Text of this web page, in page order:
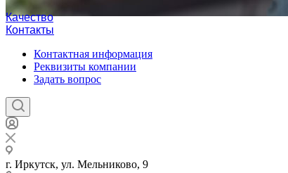
Качество
Контакты
Контактная информация
Реквизиты компании
Задать вопрос
г. Иркутск, ул. Мельниково, 9